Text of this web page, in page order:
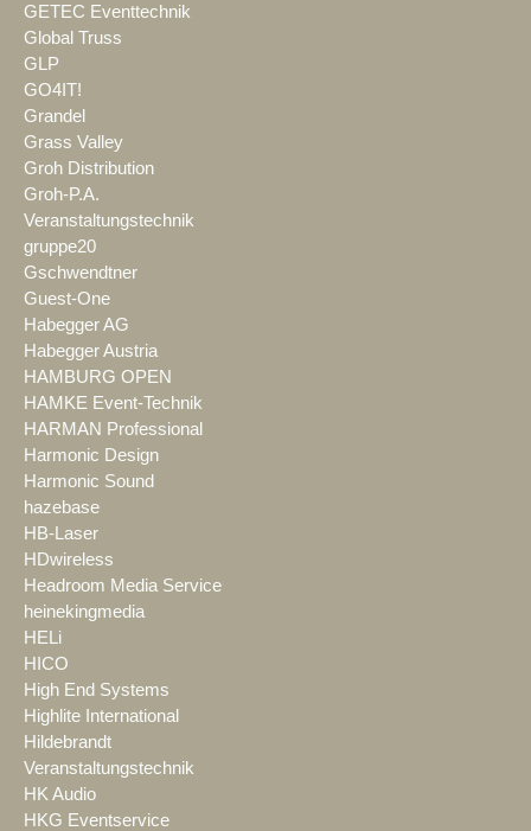
GETEC Eventtechnik
Global Truss
GLP
GO4IT!
Grandel
Grass Valley
Groh Distribution
Groh-P.A.
Veranstaltungstechnik
gruppe20
Gschwendtner
Guest-One
Habegger AG
Habegger Austria
HAMBURG OPEN
HAMKE Event-Technik
HARMAN Professional
Harmonic Design
Harmonic Sound
hazebase
HB-Laser
HDwireless
Headroom Media Service
heinekingmedia
HELi
HICO
High End Systems
Highlite International
Hildebrandt
Veranstaltungstechnik
HK Audio
HKG Eventservice